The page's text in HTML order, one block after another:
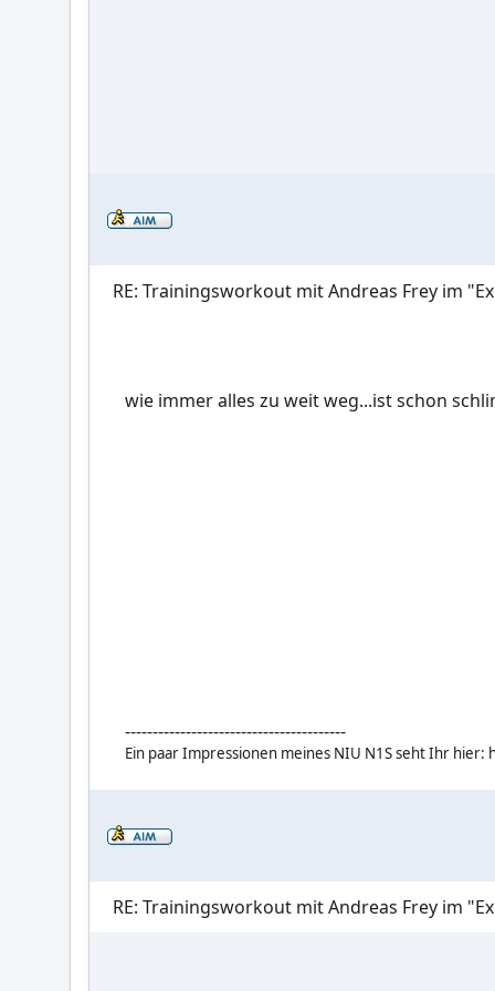
RE: Trainingsworkout mit Andreas Frey im
wie immer alles zu weit weg...ist schon
----------------------------------------
Ein paar Impressionen meines NIU N1S seht Ihr
RE: Trainingsworkout mit Andreas Frey im